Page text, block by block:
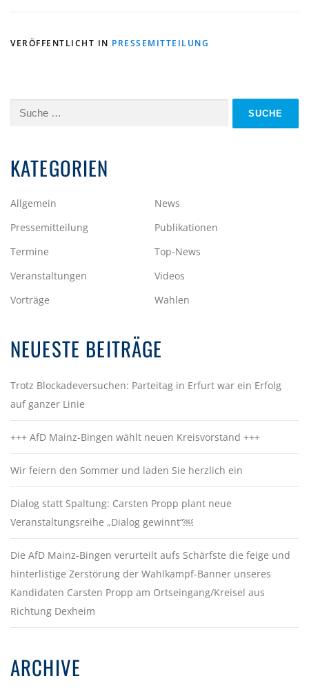
VERÖFFENTLICHT IN PRESSEMITTEILUNG
Suche
KATEGORIEN
Allgemein
News
Pressemitteilung
Publikationen
Termine
Top-News
Veranstaltungen
Videos
Vorträge
Wahlen
NEUESTE BEITRÄGE
Trotz Blockadeversuchen: Parteitag in Erfurt war ein Erfolg
auf ganzer Linie
+++ AfD Mainz-Bingen wählt neuen Kreisvorstand +++
Wir feiern den Sommer und laden Sie herzlich ein
Dialog statt Spaltung: Carsten Propp plant neue
Veranstaltungsreihe „Dialog gewinnt“￼
Die AfD Mainz-Bingen verurteilt aufs Schärfste die feige und
hinterlistige Zerstörung der Wahlkampf-Banner unseres
Kandidaten Carsten Propp am Ortseingang/Kreisel aus
Richtung Dexheim
ARCHIVE